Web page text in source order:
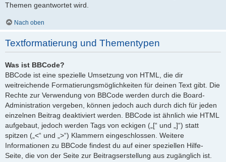
Themen geantwortet wird.
Nach oben
Textformatierung und Thementypen
Was ist BBCode?
BBCode ist eine spezielle Umsetzung von HTML, die dir
weitreichende Formatierungsmöglichkeiten für deinen Text gibt. Die
Rechte zur Verwendung von BBCode werden durch die Board-
Administration vergeben, können jedoch auch durch dich für jeden
einzelnen Beitrag deaktiviert werden. BBCode ist ähnlich wie HTML
aufgebaut, jedoch werden Tags von eckigen („[“ und „]“) statt
spitzen („<“ und „>“) Klammern eingeschlossen. Weitere
Informationen zu BBCode findest du auf einer speziellen Hilfe-
Seite, die von der Seite zur Beitragserstellung aus zugänglich ist.